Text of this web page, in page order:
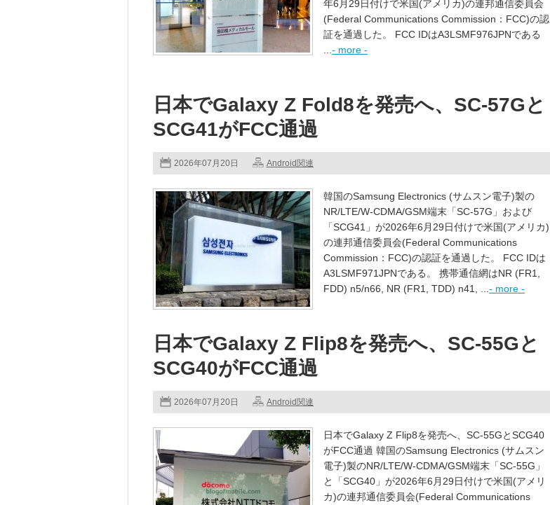
年6月29日付けで米国(アメリカ)の連邦通信委員会
(Federal Communications Commission：FCC)の認
証を通過した。 FCC IDはA3LSMF976JPNである
- more -
日本でGalaxy Z Fold8を発売へ、SC-57Gと
SCG41がFCC通過
2026年07月20日 Android関連
韓国のSamsung Electronics (サムスン電子)製の
NR/LTE/W-CDMA/GSM端末「SC-57G」および
「SCG41」が2026年6月29日付けで米国(アメリカ)
の連邦通信委員会(Federal Communications
Commission：FCC)の認証を通過した。 FCC IDは
A3LSMF971JPNである。 携帯通信網はNR (FR1,
FDD) n5/n66, NR (FR1, TDD) n41, ... - more -
日本でGalaxy Z Flip8を発売へ、SC-55Gと
SCG40がFCC通過
2026年07月20日 Android関連
日本でGalaxy Z Flip8を発売へ、SC-55GとSCG40
がFCC通過 韓国のSamsung Electronics (サムスン
電子)製のNR/LTE/W-CDMA/GSM端末「SC-55G」
と「SCG40」が2026年6月29日付けで米国(アメリ
カ)の連邦通信委員会(Federal Communications